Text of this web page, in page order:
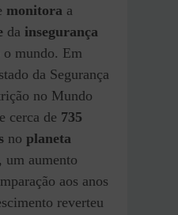
monitora a
da insegurança
o mundo. Em
da Segurança
no Mundo
cerca de 735
no planeta
, um aumento
aos anos
reverteu